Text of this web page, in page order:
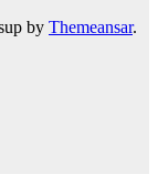
by Themeansar.